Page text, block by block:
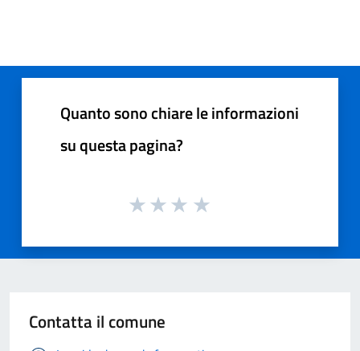
Quanto sono chiare le informazioni
su questa pagina?
Contatta il comune